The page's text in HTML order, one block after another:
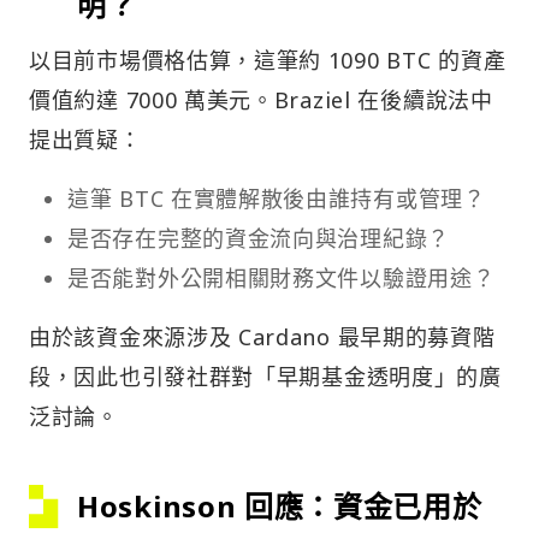
以目前市場價格估算，這筆約 1090 BTC 的資產
價值約達 7000 萬美元。Braziel 在後續說法中
提出質疑：
這筆 BTC 在實體解散後由誰持有或管理？
是否存在完整的資金流向與治理紀錄？
是否能對外公開相關財務文件以驗證用途？
由於該資金來源涉及 Cardano 最早期的募資階
段，因此也引發社群對「早期基金透明度」的廣
泛討論。
Hoskinson 回應：資金已用於